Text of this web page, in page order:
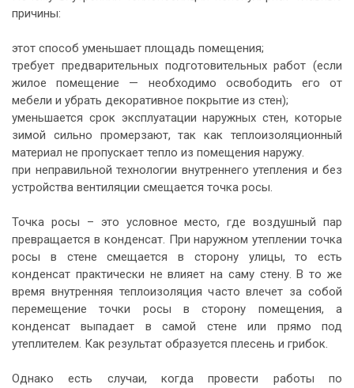
причины:
этот способ уменьшает площадь помещения;
требует предварительных подготовительных работ (если
жилое помещение — необходимо освободить его от
мебели и убрать декоративное покрытие из стен);
уменьшается срок эксплуатации наружных стен, которые
зимой сильно промерзают, так как теплоизоляционный
материал не пропускает тепло из помещения наружу.
при неправильной технологии внутреннего утепления и без
устройства вентиляции смещается точка росы.
Точка росы – это условное место, где воздушный пар
превращается в конденсат. Принаружном утеплении точка
росы в стене смещается в сторону улицы, то есть
конденсат практически не влияет на саму стену. В то же
время внутренняя теплоизоляция часто влечет за собой
перемещение точки росы в сторону помещения, а
конденсат выпадает в самой стене или прямо под
утеплителем. Как результат образуется плесень и грибок.
Однако есть случаи, когда провести работы по